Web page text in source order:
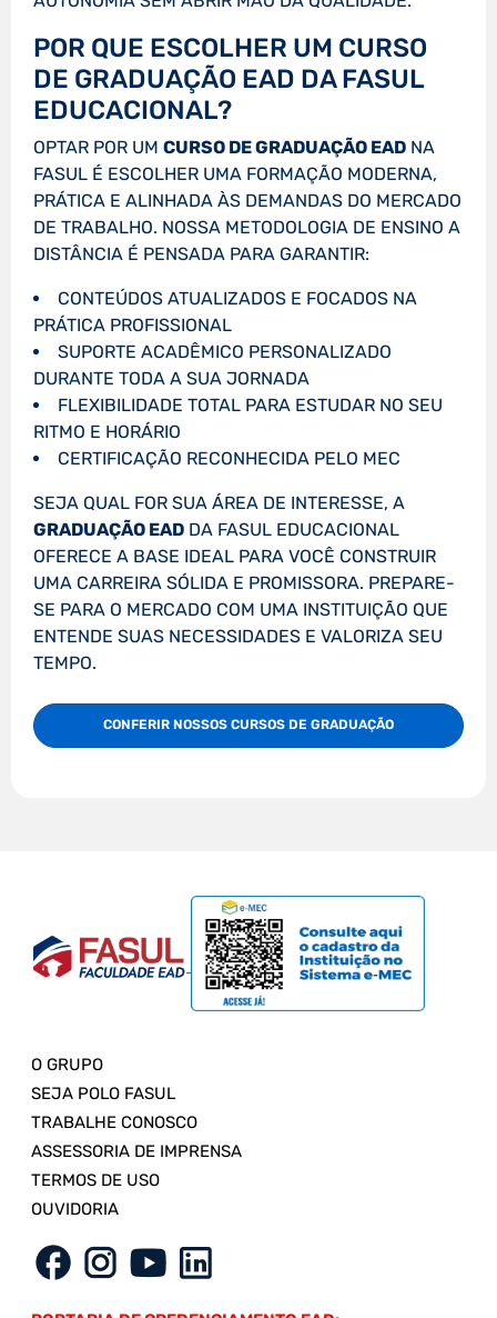
POR QUE ESCOLHER UM CURSO
DE GRADUAÇÃO EAD DA FASUL
EDUCACIONAL?
OPTAR POR UM CURSO DE GRADUAÇÃO EAD NA
FASUL É ESCOLHER UMA FORMAÇÃO MODERNA,
PRÁTICA E ALINHADA ÀS DEMANDAS DO MERCADO
DE TRABALHO. NOSSA METODOLOGIA DE ENSINO A
DISTÂNCIA É PENSADA PARA GARANTIR:
CONTEÚDOS ATUALIZADOS E FOCADOS NA
PRÁTICA PROFISSIONAL
SUPORTE ACADÊMICO PERSONALIZADO
DURANTE TODA A SUA JORNADA
FLEXIBILIDADE TOTAL PARA ESTUDAR NO SEU
RITMO E HORÁRIO
CERTIFICAÇÃO RECONHECIDA PELO MEC
SEJA QUAL FOR SUA ÁREA DE INTERESSE, A
GRADUAÇÃO EAD DA FASUL EDUCACIONAL
OFERECE A BASE IDEAL PARA VOCÊ CONSTRUIR
UMA CARREIRA SÓLIDA E PROMISSORA. PREPARE-
SE PARA O MERCADO COM UMA INSTITUIÇÃO QUE
ENTENDE SUAS NECESSIDADES E VALORIZA SEU
TEMPO.
CONFERIR NOSSOS CURSOS DE GRADUAÇÃO
O GRUPO
SEJA POLO FASUL
TRABALHE CONOSCO
ASSESSORIA DE IMPRENSA
TERMOS DE USO
OUVIDORIA